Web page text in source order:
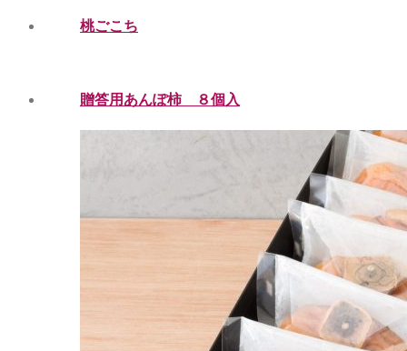
桃ごこち
贈答用あんぽ柿 ８個入